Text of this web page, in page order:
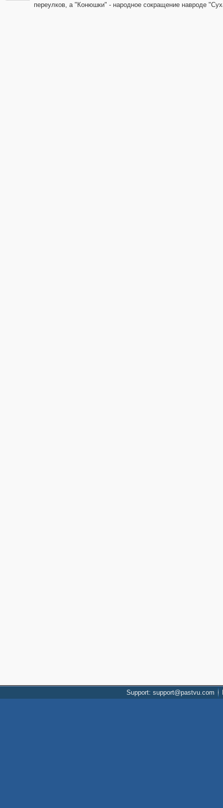
переулков, а "Конюшки" - народное сокращение навроде
Support: support@pastvu.com